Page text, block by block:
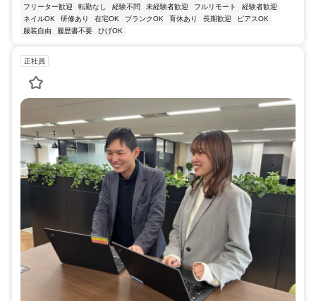
フリーター歓迎
転勤なし 経験不問 未経験者歓迎 フルリモート
経験者歓迎
ネイルOK
研修あり 在宅OK ブランクOK 育休あり 長期歓迎
ピアスOK
服装自由
履歴書不要 ひげOK
正社員